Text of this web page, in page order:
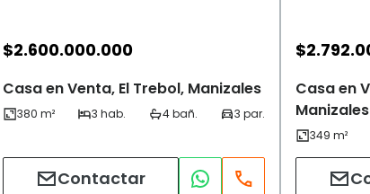
$2.600.000.000
Casa en Venta, El Trebol, Manizales
Contactar
$
Casa en
Manizales